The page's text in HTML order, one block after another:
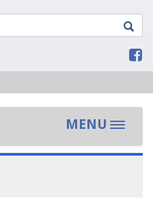
MENU
Toggle